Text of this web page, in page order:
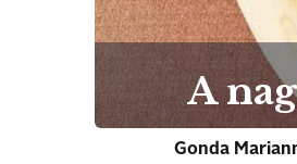
A
Gonda